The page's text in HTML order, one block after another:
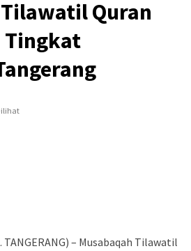
Quran
Tingkat
TANGERANG) – Musabaqah Tilawatil